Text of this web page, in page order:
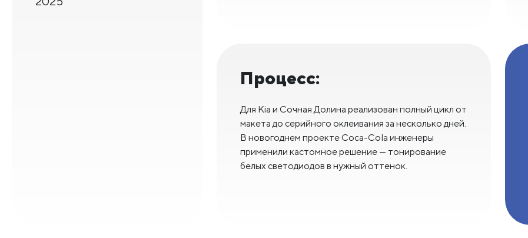
Процесс:
Для Kia и Сочная Долина реализован полный цикл от
макета до серийного оклеивания за несколько дней.
В новогоднем проекте Coca-Cola инженеры
применили кастомное решение — тонирование
белых светодиодов в нужный оттенок.